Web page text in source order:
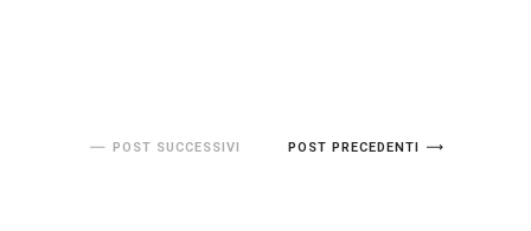
POST SUCCESSIVI POST PRECEDENTI